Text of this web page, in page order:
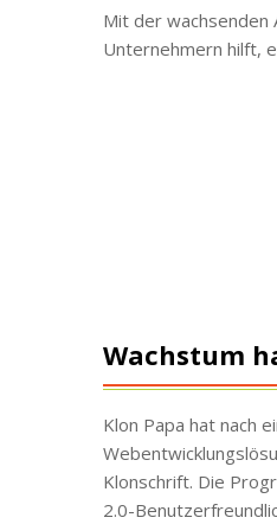
Mit der wachsenden
Unternehmern hilft,
Wachstum
Klon Papa hat nach
Klonschrift. Die
2.0-